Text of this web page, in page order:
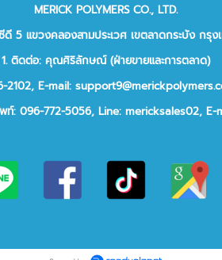
MERICK POLYMERS CO., LTD.
ดี 5 แขวงคลองสามประเวศ เขตลาดกระบัง กรุ
1. ติดต่อ: คุณศิริลักษณ์ (ฝ่ายขายและการตลาด)
2102, E-mail:
ท์: 096-772-5056, Line: mericksales02, E-